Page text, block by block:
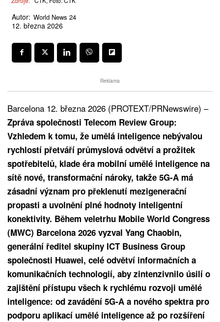
Autor: World News 24
12. března 2026
Reklama
Barcelona 12. března 2026 (PROTEXT/PRNewswire) –
Zpráva společnosti Telecom Review Group:
Vzhledem k tomu, že umělá inteligence nebývalou
rychlostí přetváří průmyslová odvětví a prožitek
spotřebitelů, klade éra mobilní umělé inteligence na
sítě nové, transformační nároky, takže 5G-A má
zásadní význam pro překlenutí mezigenerační
propasti a uvolnění plné hodnoty inteligentní
konektivity. Během veletrhu Mobile World Congress
(MWC) Barcelona 2026 vyzval Yang Chaobin,
generální ředitel skupiny ICT Business Group
společnosti Huawei, celé odvětví informačních a
komunikačních technologií, aby zintenzivnilo úsilí o
zajištění přístupu všech k rychlému rozvoji umělé
inteligence: od zavádění 5G-A a nového spektra pro
podporu aplikací umělé inteligence až po rozšíření